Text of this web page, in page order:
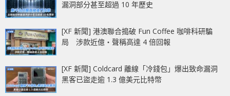
漏洞部分甚至超過 10 年歷史
[XF 新聞] 港澳聯合搗破 Fun Coffee 咖啡科研騙
局 涉款近億‧聲稱高達 4 倍回報
[XF 新聞] Coldcard 離線「冷錢包」爆出致命漏洞
黑客已盜走逾 1.3 億美元比特幣